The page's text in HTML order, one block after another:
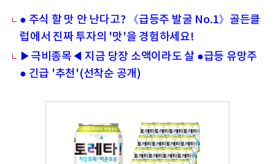
● 주식 할 맛 안 난다고? 《급등주 발굴 No.1》골든클
럽에서 진짜 투자의 '맛'을 경험하세요!
▶극비종목◀ 지금 당장 소액이라도 살 ●급등 유망주
● 긴급 '추천'(선착순 공개)